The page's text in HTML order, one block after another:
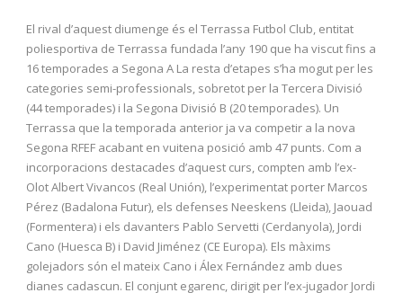
El rival d’aquest diumenge és el Terrassa Futbol Club, entitat
poliesportiva de Terrassa fundada l’any 190 que ha viscut fins a
16 temporades a Segona A La resta d’etapes s’ha mogut per les
categories semi-professionals, sobretot per la Tercera Divisió
(44 temporades) i la Segona Divisió B (20 temporades). Un
Terrassa que la temporada anterior ja va competir a la nova
Segona RFEF acabant en vuitena posició amb 47 punts. Com a
incorporacions destacades d’aquest curs, compten amb l’ex-
Olot Albert Vivancos (Real Unión), l’experimentat porter Marcos
Pérez (Badalona Futur), els defenses Neeskens (Lleida), Jaouad
(Formentera) i els davanters Pablo Servetti (Cerdanyola), Jordi
Cano (Huesca B) i David Jiménez (CE Europa). Els màxims
golejadors són el mateix Cano i Álex Fernández amb dues
dianes cadascun. El conjunt egarenc, dirigit per l’ex-jugador Jordi